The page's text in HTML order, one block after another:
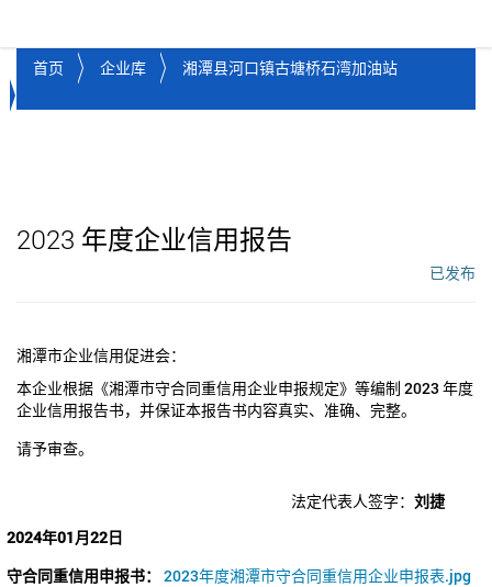
首页 企业库 湘潭县河口镇古塘桥石湾加油站
2023 年度企业信用报告
已发布
湘潭市企业信用促进会：
本企业根据《湘潭市守合同重信用企业申报规定》等编制 2023 年度
企业信用报告书，并保证本报告书内容真实、准确、完整。
请予审查。
法定代表人签字： 刘捷
2024年01月22日
守合同重信用申报书：
2023年度湘潭市守合同重信用企业申报表.jpg